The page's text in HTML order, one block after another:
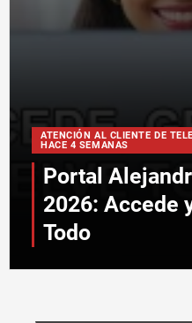
ATENCIÓN AL CLIENTE DE
HACE 4 SEMANAS
Portal
2026: Accede
Todo